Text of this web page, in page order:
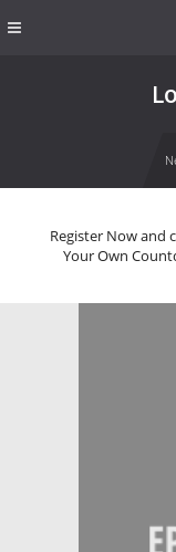
Register Now and
Your Own